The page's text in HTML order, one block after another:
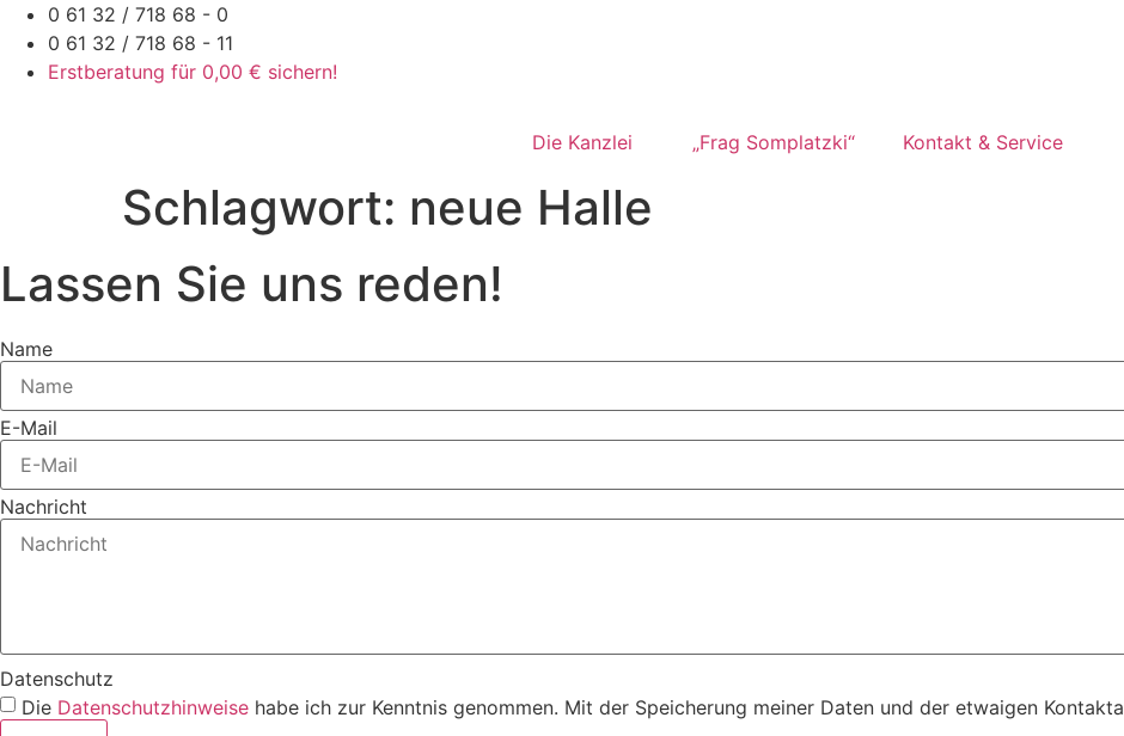
Zum
Inhalt
springen
0 61 32 / 718 68 - 0
0 61 32 / 718 68 - 11
Erstberatung für 0,00 € sichern!
Die Kanzlei „Frag Somplatzki“ Kontakt & Service
Schlagwort: neue Halle
Lassen Sie uns reden!
Name
E-Mail
Nachricht
Datenschutz
Die Datenschutzhinweise habe ich zur Kenntnis genommen. Mit der Speicherung meiner Daten und der etwaigen